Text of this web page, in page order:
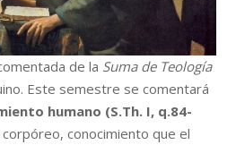
de la Suma de Teología
Este semestre se comentará
humano (S.Th. I, q.84-
conocimiento que el